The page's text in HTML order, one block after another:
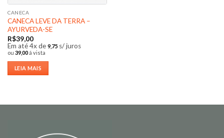
CANECA
CANECA LEVE DA TERRA –
AYURVEDA-SE
R$39,00
Em até 4x de 9,75 s/ juros
ou 39,00á vista
LEIA MAIS